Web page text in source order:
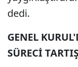
dedi.
GENEL
SÜRECİ